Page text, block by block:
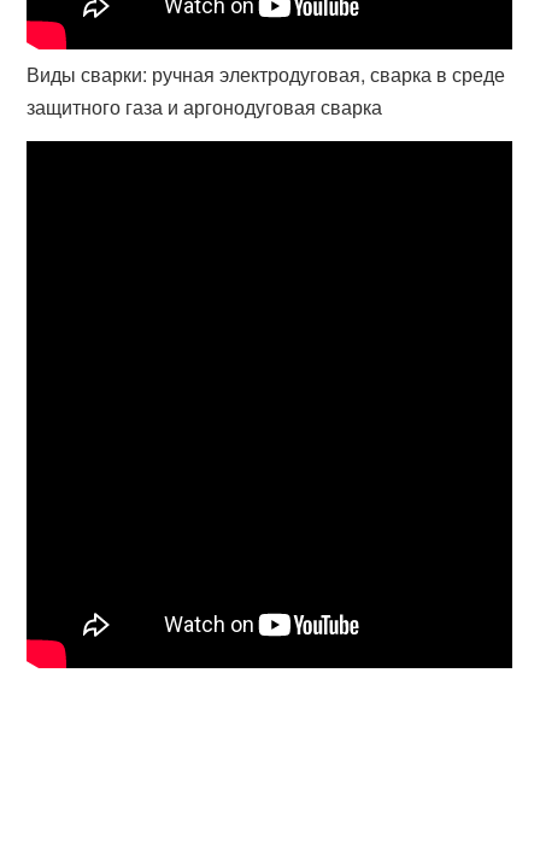
Виды сварки: ручная электродуговая, сварка в среде
защитного газа и аргонодуговая сварка